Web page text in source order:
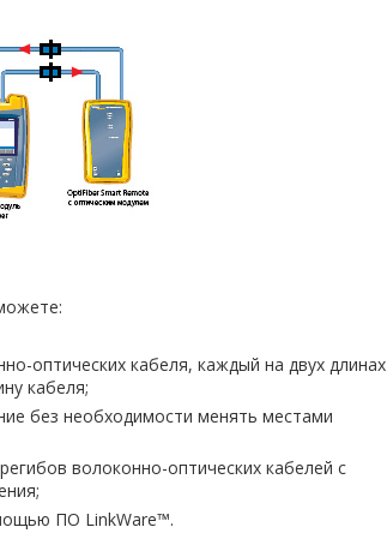
оптических кабеля, каждый на двух длинах
кабеля;
без необходимости менять местами
волоконно-оптических кабелей с
ПО LinkWare™.